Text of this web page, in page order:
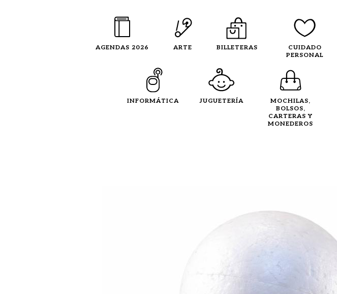
AGENDAS 2026 ARTE BILLETERAS
CUIDADO
PERSONAL
INFORMÁTICA JUGUETERÍA
MOCHILAS,
BOLSOS,
CARTERAS Y
MONEDEROS